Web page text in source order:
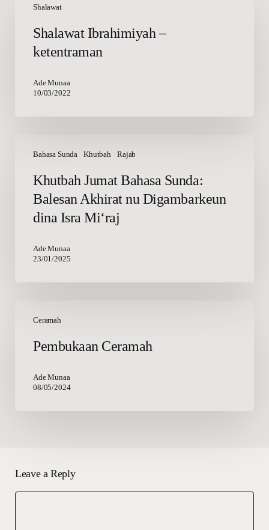
Shalawat
Ibrahimiyah
ketentraman
Shalawat Ibrahimiyah –
ketentraman
Ade Munaa
10/03/2022
Bahasa Sunda Khutbah Rajab
Jumat
Sunda:
Balesan
Akhirat
Khutbah Jumat Bahasa Sunda:
Balesan Akhirat nu Digambarkeun
dina Isra Mi‘raj
Ade Munaa
23/01/2025
Ceramah
Ceramah
Pembukaan Ceramah
Ade Munaa
08/05/2024
Leave a Reply